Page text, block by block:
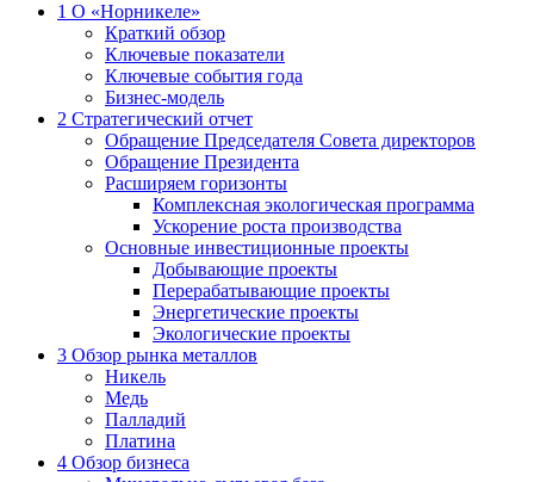
1 О «Норникеле»
Краткий обзор
Ключевые показатели
Ключевые события года
Бизнес-модель
2 Стратегический отчет
Обращение Председателя Совета директоров
Обращение Президента
Расширяем горизонты
Комплексная экологическая программа
Ускорение роста производства
Основные инвестиционные проекты
Добывающие проекты
Перерабатывающие проекты
Энергетические проекты
Экологические проекты
3 Обзор рынка металлов
Никель
Медь
Палладий
Платина
4 Обзор бизнеса